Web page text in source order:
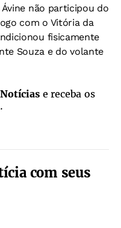
não participou do
com o Vitória da
fisicamente
Souza e do volante
e receba os
com seus